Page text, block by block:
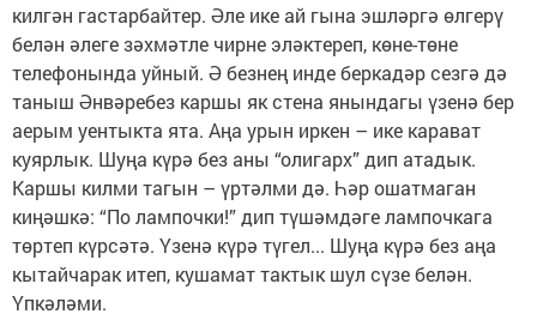
килгән гастарбайтер. Әле ике ай гына эшләргә өлгерү
белән әлеге зәхмәтле чирне эләктереп, көне-төне
телефонында уйный. Ә безнең инде беркадәр сезгә дә
таныш Әнвәребез каршы як стена янындагы үзенә бер
аерым уентыкта ята. Аңа урын иркен – ике карават
куярлык. Шуңа күрә без аны “олигарх” дип атадык.
Каршы килми тагын – үртәлми дә. Һәр ошатмаган
киңәшкә: “По лампочки!” дип түшәмдәге лампочкага
төртеп күрсәтә. Үзенә күрә түгел... Шуңа күрә без аңа
кытайчарак итеп, кушамат тактык шул сүзе белән.
Үпкәләми.